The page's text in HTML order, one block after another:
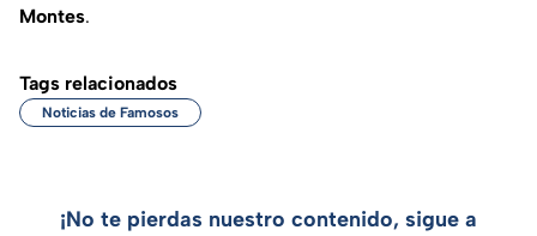
Montes.
Tags relacionados
Noticias de Famosos
¡No te pierdas nuestro contenido, sigue a